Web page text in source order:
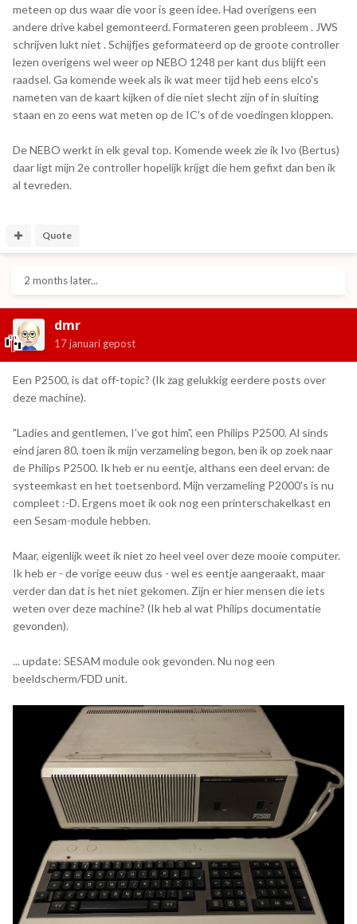
meteen op dus waar die voor is geen idee. Had overigens een
andere drive kabel gemonteerd. Formateren geen probleem . JWS
schrijven lukt niet . Schijfjes geformateerd op de groote controller
lezen overigens wel weer op NEBO 1248 per kant dus blijft een
raadsel. Ga komende week als ik wat meer tijd heb eens elco's
nameten van de kaart kijken of die niet slecht zijn of in sluiting
staan en zo eens wat meten op de IC's of de voedingen kloppen.
De NEBO werkt in elk geval top. Komende week zie ik Ivo (Bertus)
daar ligt mijn 2e controller hopelijk krijgt die hem gefixt dan ben ik
al tevreden.
Quote
2 months later...
dmr
17 januari gepost
Een P2500, is dat off-topic? (Ik zag gelukkig eerdere posts over
deze machine).
"Ladies and gentlemen, I've got him", een Philips P2500. Al sinds
eind jaren 80, toen ik mijn verzameling begon, ben ik op zoek naar
de Philips P2500. Ik heb er nu eentje, althans een deel ervan: de
systeemkast en het toetsenbord. Mijn verzameling P2000's is nu
compleet :-D. Ergens moet ik ook nog een printerschakelkast en
een Sesam-module hebben.
Maar, eigenlijk weet ik niet zo heel veel over deze mooie computer.
Ik heb er - de vorige eeuw dus - wel es eentje aangeraakt, maar
verder dan dat is het niet gekomen. Zijn er hier mensen die iets
weten over deze machine? (Ik heb al wat Philips documentatie
gevonden).
... update: SESAM module ook gevonden. Nu nog een
beeldscherm/FDD unit.